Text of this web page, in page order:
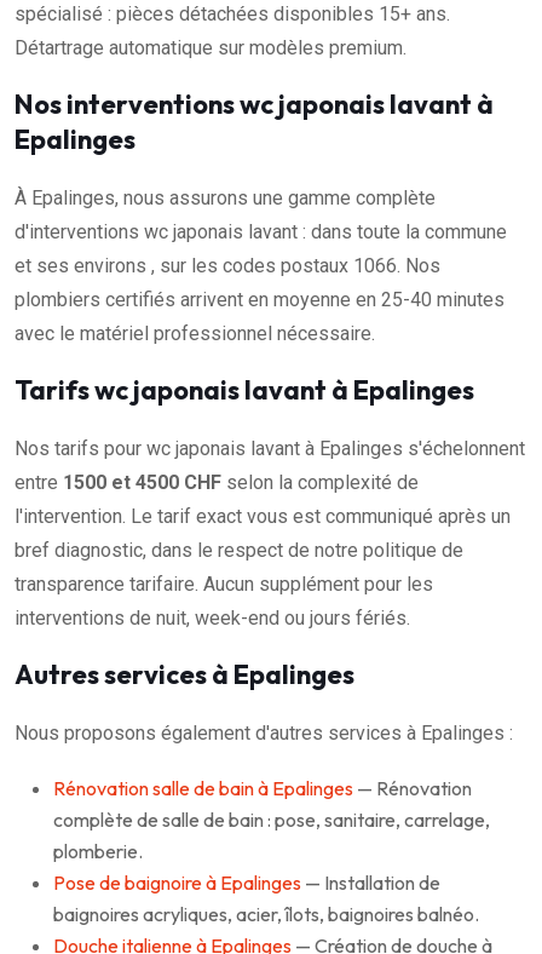
spécialisé : pièces détachées disponibles 15+ ans.
Détartrage automatique sur modèles premium.
Nos interventions wc japonais lavant à
Epalinges
À Epalinges, nous assurons une gamme complète
d'interventions wc japonais lavant : dans toute la commune
et ses environs , sur les codes postaux 1066. Nos
plombiers certifiés arrivent en moyenne en 25-40 minutes
avec le matériel professionnel nécessaire.
Tarifs wc japonais lavant à Epalinges
Nos tarifs pour wc japonais lavant à Epalinges s'échelonnent
entre 1500 et 4500 CHF selon la complexité de
l'intervention. Le tarif exact vous est communiqué après un
bref diagnostic, dans le respect de notre politique de
transparence tarifaire. Aucun supplément pour les
interventions de nuit, week-end ou jours fériés.
Autres services à Epalinges
Nous proposons également d'autres services à Epalinges :
Rénovation salle de bain à Epalinges — Rénovation
complète de salle de bain : pose, sanitaire, carrelage,
plomberie.
Pose de baignoire à Epalinges — Installation de
baignoires acryliques, acier, îlots, baignoires balnéo.
Douche italienne à Epalinges — Création de douche à